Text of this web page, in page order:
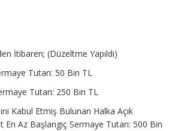
İtibaren; (Düzeltme Yapıldı)
Tutarı: 50 Bin TL
Tutarı: 250 Bin TL
Kabul Etmiş Bulunan Halka Açık
Az Başlangıç Sermaye Tutarı: 500 Bin